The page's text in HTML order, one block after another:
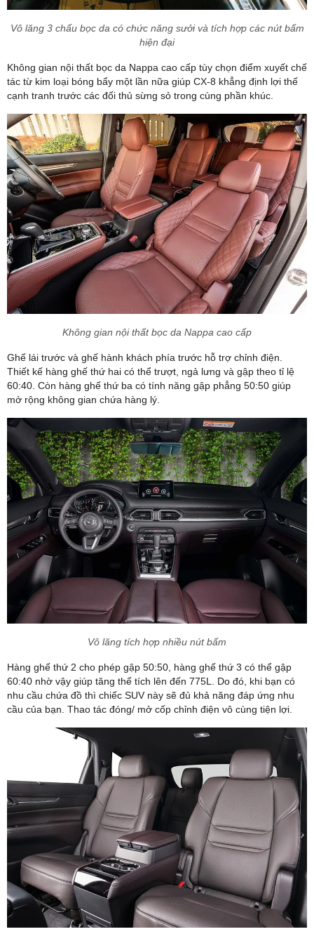
Vô lăng 3 chấu bọc da có chức năng sưởi và tích hợp các nút bấm
hiện đại
Không gian nội thất bọc da Nappa cao cấp tùy chọn điểm xuyết chế
tác từ kim loại bóng bẩy một lần nữa giúp CX-8 khẳng định lợi thế
cạnh tranh trước các đối thủ sừng sỏ trong cùng phần khúc.
Không gian nội thất bọc da Nappa cao cấp
Ghế lái trước và ghế hành khách phía trước hỗ trợ chỉnh điện.
Thiết kế hàng ghế thứ hai có thể trượt, ngả lưng và gập theo tỉ lệ
60:40. Còn hàng ghế thứ ba có tính năng gập phẳng 50:50 giúp
mở rộng không gian chứa hàng lý.
Vô lăng tích hợp nhiều nút bấm
Hàng ghế thứ 2 cho phép gập 50:50, hàng ghế thứ 3 có thể gập
60:40 nhờ vậy giúp tăng thể tích lên đến 775L. Do đó, khi bạn có
nhu cầu chứa đồ thì chiếc SUV này sẽ đủ khả năng đáp ứng nhu
cầu của bạn. Thao tác đóng/ mở cốp chỉnh điện vô cùng tiện lợi.